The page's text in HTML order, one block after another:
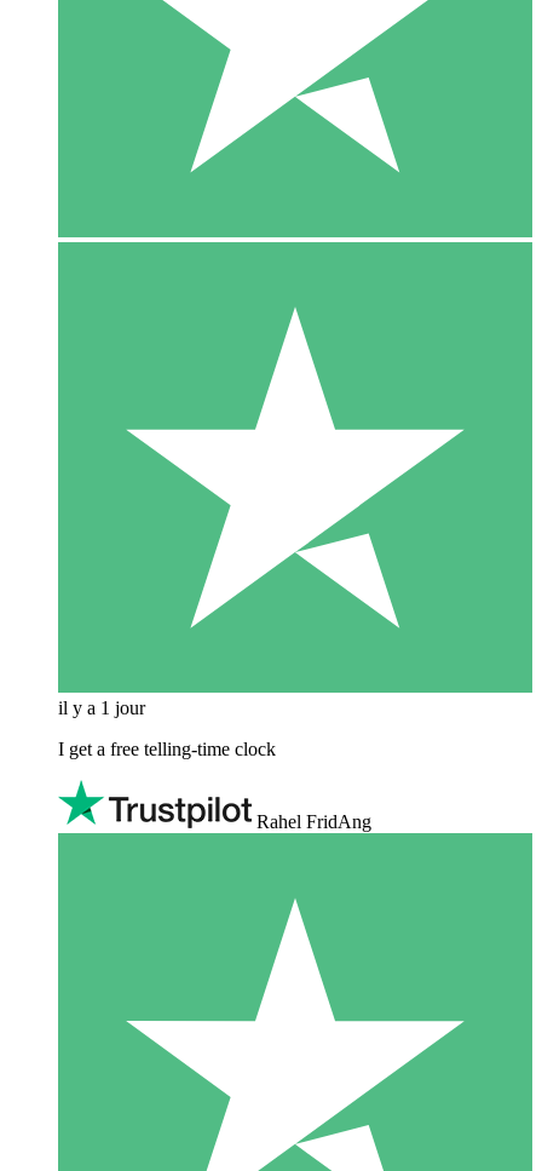
il y a 1 jour
I get a free telling-time clock
Rahel FridAng